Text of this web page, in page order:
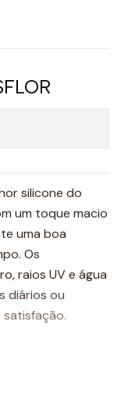
silicone do
um toque macio
uma boa
Os
raios UV e água
diários ou